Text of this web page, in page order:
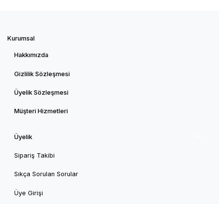
Kurumsal
Hakkımızda
Gizlilik Sözleşmesi
Üyelik Sözleşmesi
Müşteri Hizmetleri
Üyelik
Sipariş Takibi
Sıkça Sorulan Sorular
Üye Girişi